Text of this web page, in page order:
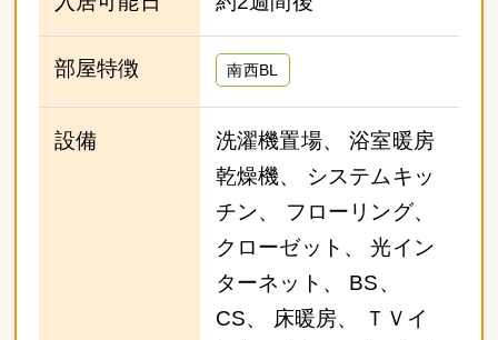
部屋特徴 南西BL
設備
洗濯機置場、 浴室暖房
乾燥機、 システムキッ
チン、 フローリング、
クローゼット、 光イン
ターネット、 BS、
CS、 床暖房、 ＴＶイ